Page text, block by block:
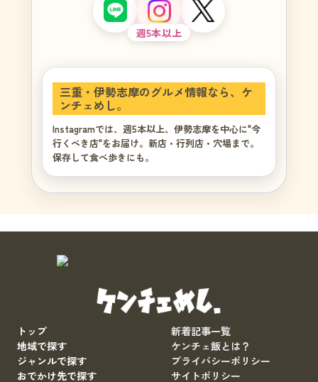
週5本以上
三重・伊勢志摩のグルメ情報なら、ケ
ンチェめし。
Instagramでは、週5本以上、伊勢志摩を中心に"今
行くべき店"をお届け。新店・行列店・穴場まで。
保存して食べ歩きにも。
トップ
地域で探す
ジャンルで探す
おでかけ先で探す
新着記事一覧
ケンチェ飯とは？
プライバシーポリシー
サイトポリシー